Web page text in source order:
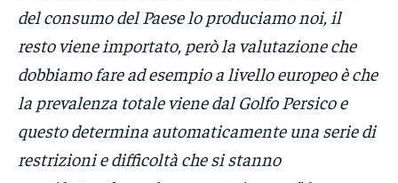
del consumo del Paese lo produciamo noi, il
resto viene importato, però la valutazione che
dobbiamo fare ad esempio a livello europeo è che
la prevalenza totale viene dal Golfo Persico e
questo determina automaticamente una serie di
restrizioni e difficoltà che si stanno